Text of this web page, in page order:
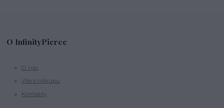
O InfinityPierce
O nás
Vše o nákupu
Kontakty